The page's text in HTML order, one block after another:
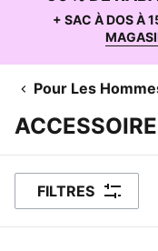
+ SAC À DOS À
Pour Les
FILTRES